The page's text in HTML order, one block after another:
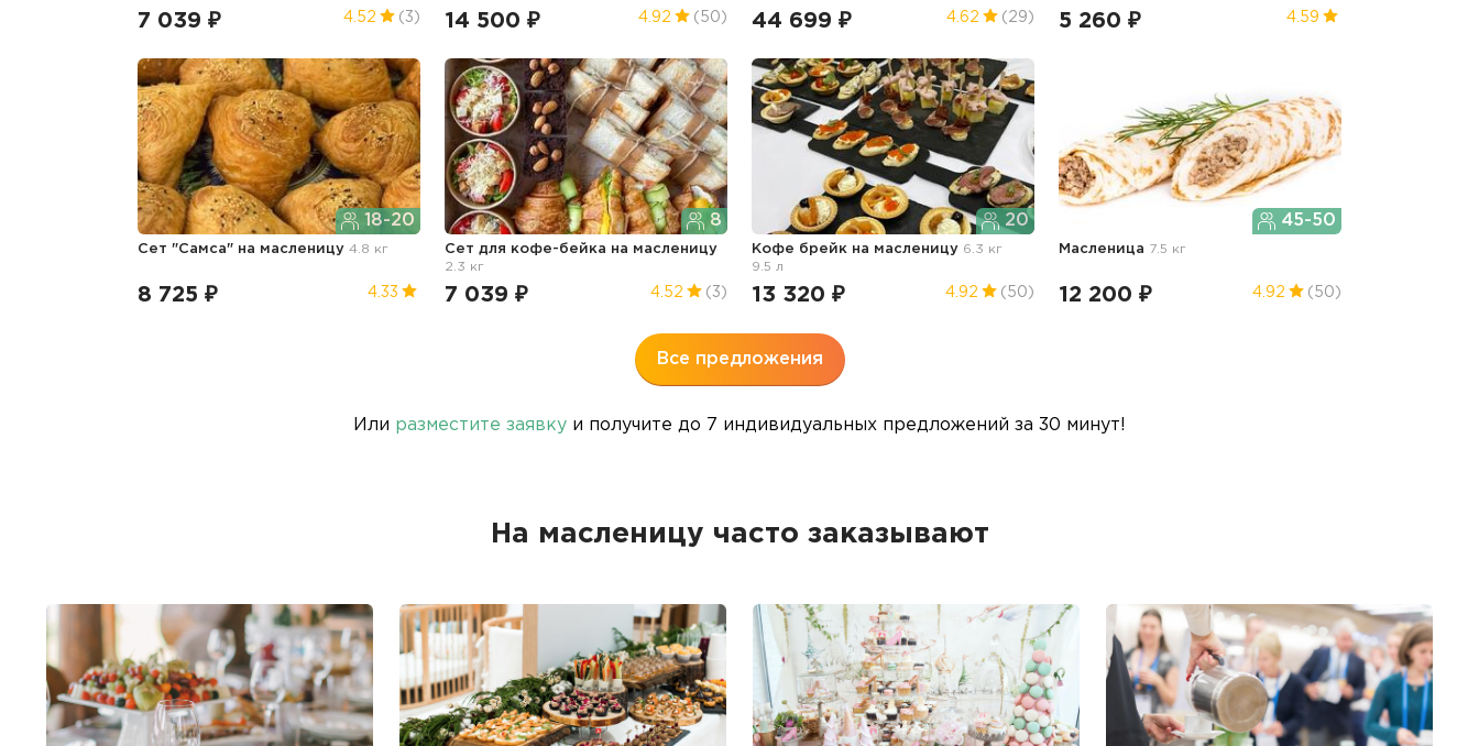
7 039 ₽ 4.52 (3) 14 500 ₽ 4.92 (50) 44 699 ₽ 4.62 (29) 5 260 ₽ 4.59
18-20
Сет "Самса" на масленицу 4.8 кг
8 725 ₽ 4.33
8
Сет для кофе-бейка на масленицу
2.3 кг
7 039 ₽ 4.52 (3)
20
Кофе брейк на масленицу 6.3 кг
9.5 л
13 320 ₽ 4.92 (50)
45-50
Масленица 7.5 кг
12 200 ₽ 4.92 (50)
Все предложения
Или разместите заявку и получите до 7 индивидуальных предложений за 30 минут!
На масленицу часто заказывают